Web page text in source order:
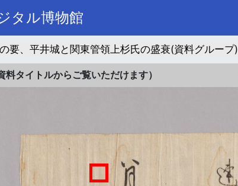
タル博物館
要、平井城と関東管領上杉氏の盛衰(資料グループ)